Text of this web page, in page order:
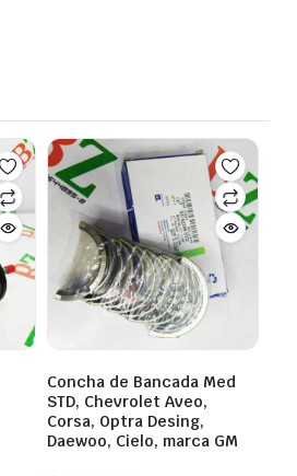
Concha de Bancada Med
STD, Chevrolet Aveo,
Corsa, Optra Desing,
Daewoo, Cielo, marca GM